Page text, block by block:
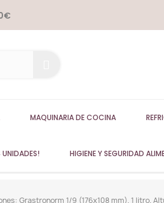
MAQUINARIA DE COCINA
UNIDADES! HIGIENE Y SEGURIDAD
Grastronorm 1/9 (176x108 mm). 1 litro.